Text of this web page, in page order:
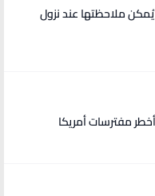
علماء يحددون علامة مبكرة على الخرف .. يُمكن ملاحظتها عند نزول